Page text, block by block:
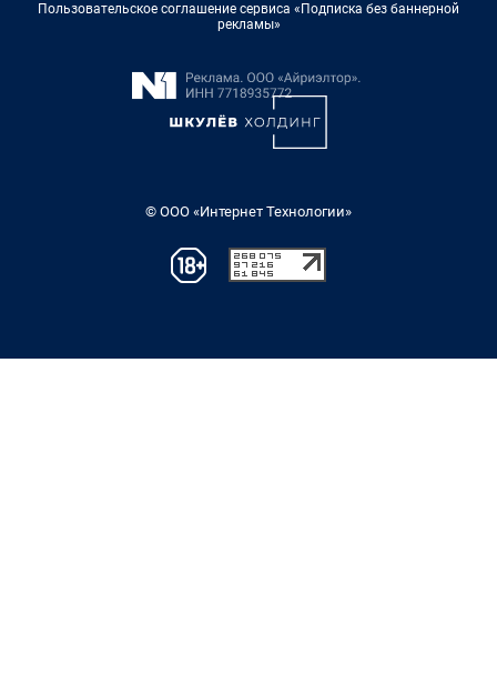
Пользовательское соглашение сервиса «Подписка без баннерной
рекламы»
© ООО «Интернет Технологии»